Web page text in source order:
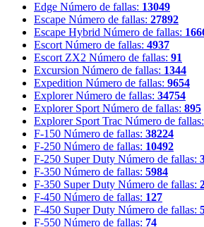
Edge Número de fallas: 13049
Escape Número de fallas: 27892
Escape Hybrid Número de fallas:
Escort Número de fallas: 4937
Escort ZX2 Número de fallas: 91
Excursion Número de fallas: 1344
Expedition Número de fallas: 9654
Explorer Número de fallas: 34754
Explorer Sport Número de fallas: 895
Explorer Sport Trac Número de fallas:
F-150 Número de fallas: 38224
F-250 Número de fallas: 10492
F-250 Super Duty Número de fallas:
F-350 Número de fallas: 5984
F-350 Super Duty Número de fallas:
F-450 Número de fallas: 127
F-450 Super Duty Número de fallas:
F-550 Número de fallas: 74